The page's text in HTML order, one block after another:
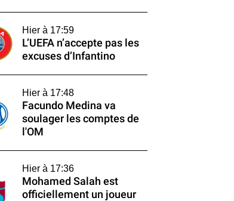
Hier à 17:59
L’UEFA n’accepte pas les
excuses d’Infantino
Hier à 17:48
Facundo Medina va
soulager les comptes de
l'OM
Hier à 17:36
Mohamed Salah est
officiellement un joueur